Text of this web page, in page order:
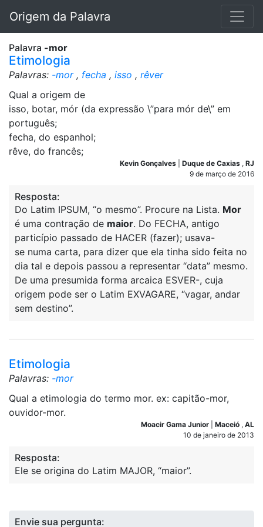
Origem da Palavra
Palavra -mor
Etimologia
Palavras: -mor, fecha , isso , rêver
Qual a origem de
isso, botar, mór (da expressão \”para mór de\” em
português;
fecha, do espanhol;
rêve, do francês;
Kevin Gonçalves Duque de Caxias , RJ
9 de março de 2016
Resposta:
Do Latim IPSUM, “o mesmo”. Procure na Lista. Mor
é uma contração de maior. Do FECHA, antigo
particípio passado de HACER (fazer); usava-
se numa carta, para dizer que ela tinha sido feita no
dia tal e depois passou a representar “data” mesmo.
De uma presumida forma arcaica ESVER-, cuja
origem pode ser o Latim EXVAGARE, “vagar, andar
sem destino”.
Etimologia
Palavras: -mor
Qual a etimologia do termo mor. ex: capitão-mor,
ouvidor-mor.
Moacir Gama Junior Maceió , AL
10 de janeiro de 2013
Resposta:
Ele se origina do Latim MAJOR, “maior”.
Envie sua pergunta: